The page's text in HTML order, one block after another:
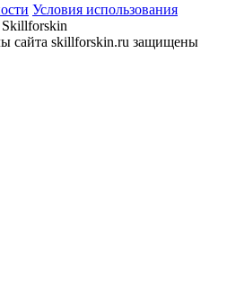
Условия использования
сайта skillforskin.ru защищены